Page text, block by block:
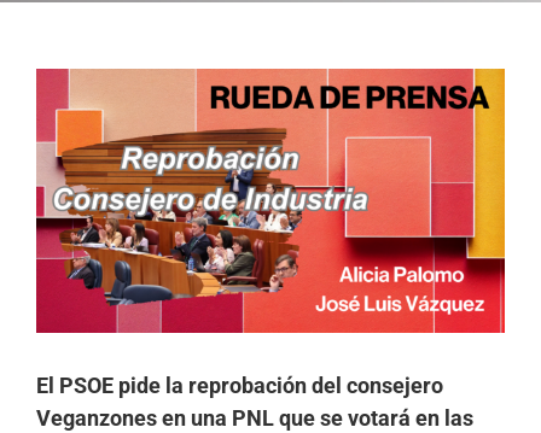
imagen
grande
El PSOE pide la reprobación del consejero
Veganzones en una PNL que se votará en las